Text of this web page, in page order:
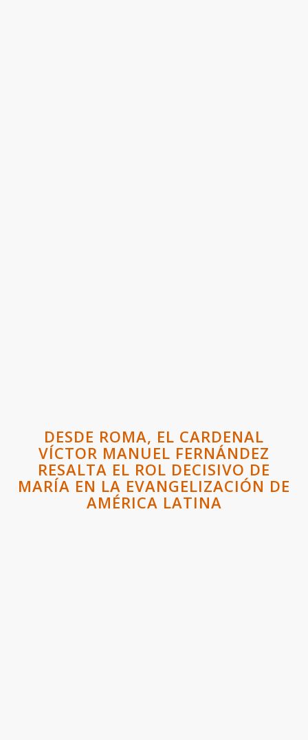
DESDE ROMA, EL CARDENAL
VÍCTOR MANUEL FERNÁNDEZ
RESALTA EL ROL DECISIVO DE
MARÍA EN LA EVANGELIZACIÓN DE
AMÉRICA LATINA